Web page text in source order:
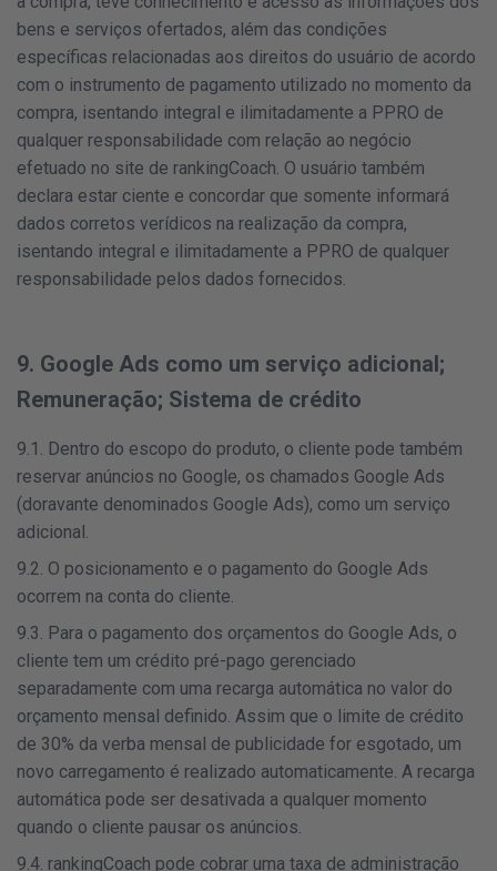
bens e serviços ofertados, além das condições
específicas relacionadas aos direitos do usuário de acordo
com o instrumento de pagamento utilizado no momento da
compra, isentando integral e ilimitadamente a PPRO de
qualquer responsabilidade com relação ao negócio
efetuado no site de rankingCoach. O usuário também
declara estar ciente e concordar que somente informará
dados corretos verídicos na realização da compra,
isentando integral e ilimitadamente a PPRO de qualquer
responsabilidade pelos dados fornecidos.
9. Google Ads como um serviço adicional;
Remuneração; Sistema de crédito
9.1. Dentro do escopo do produto, o cliente pode também
reservar anúncios no Google, os chamados Google Ads
(doravante denominados Google Ads), como um serviço
adicional.
9.2. O posicionamento e o pagamento do Google Ads
ocorrem na conta do cliente.
9.3. Para o pagamento dos orçamentos do Google Ads, o
cliente tem um crédito pré-pago gerenciado
separadamente com uma recarga automática no valor do
orçamento mensal definido. Assim que o limite de crédito
de 30% da verba mensal de publicidade for esgotado, um
novo carregamento é realizado automaticamente. A recarga
automática pode ser desativada a qualquer momento
quando o cliente pausar os anúncios.
9.4. rankingCoach pode cobrar uma taxa de administração